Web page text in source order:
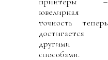
ювелирная
точность теперь
достигается
другими
способами.